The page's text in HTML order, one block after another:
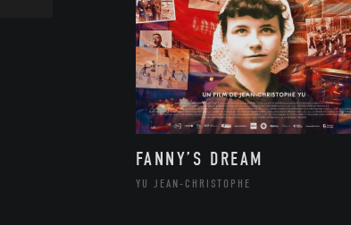
FANNY’S DREAM
YU JEAN-CHRISTOPHE